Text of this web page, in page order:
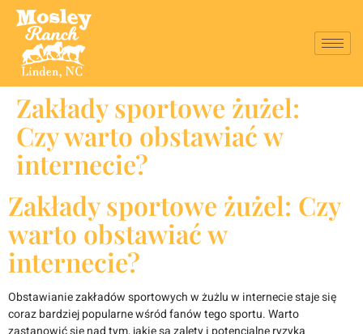
Zakłady sportowe żużel:
Czy warto obstawiać w
internecie?
Zakłady sportowe żużel: Czy
warto obstawiać w
internecie?
Obstawianie zakładów sportowych w żużlu w internecie staje się
coraz bardziej popularne wśród fanów tego sportu. Warto